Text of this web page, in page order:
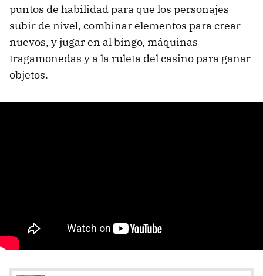
puntos de habilidad para que los personajes
subir de nivel, combinar elementos para crear
nuevos, y jugar en al bingo, máquinas
tragamonedas y a la ruleta del casino para ganar
objetos.